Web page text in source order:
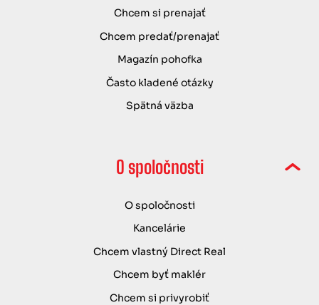
Chcem si prenajať
Chcem predať/prenajať
Magazín pohofka
Často kladené otázky
Spätná väzba
O spoločnosti
O spoločnosti
Kancelárie
Chcem vlastný Direct Real
Chcem byť maklér
Chcem si privyrobiť